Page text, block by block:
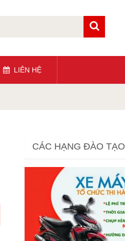
LIÊN HỆ
CÁC HẠNG ĐÀO TẠO